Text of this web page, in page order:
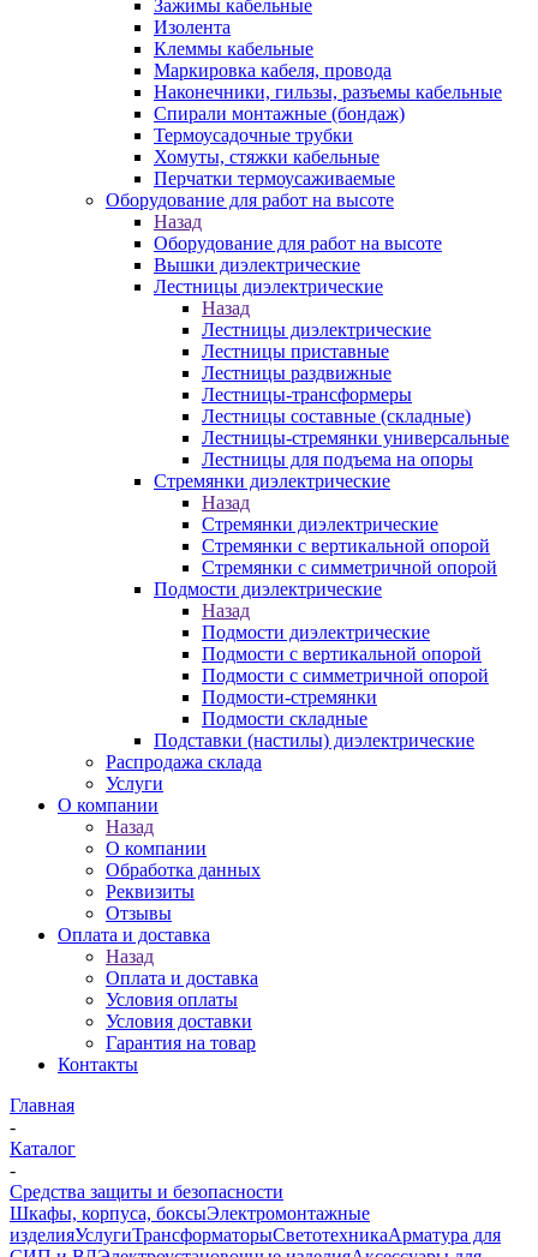
Зажимы кабельные
Изолента
Клеммы кабельные
Маркировка кабеля, провода
Наконечники, гильзы, разъемы кабельные
Спирали монтажные (бондаж)
Термоусадочные трубки
Хомуты, стяжки кабельные
Перчатки термоусаживаемые
Оборудование для работ на высоте
Назад
Оборудование для работ на высоте
Вышки диэлектрические
Лестницы диэлектрические
Назад
Лестницы диэлектрические
Лестницы приставные
Лестницы раздвижные
Лестницы-трансформеры
Лестницы составные (складные)
Лестницы-стремянки универсальные
Лестницы для подъема на опоры
Стремянки диэлектрические
Назад
Стремянки диэлектрические
Стремянки с вертикальной опорой
Стремянки с симметричной опорой
Подмости диэлектрические
Назад
Подмости диэлектрические
Подмости с вертикальной опорой
Подмости с симметричной опорой
Подмости-стремянки
Подмости складные
Подставки (настилы) диэлектрические
Распродажа склада
Услуги
О компании
Назад
О компании
Обработка данных
Реквизиты
Отзывы
Оплата и доставка
Назад
Оплата и доставка
Условия оплаты
Условия доставки
Гарантия на товар
Контакты
Главная
-
Каталог
-
Средства защиты и безопасности
Шкафы, корпуса, боксыЭлектромонтажные
изделияУслугиТрансформаторыСветотехникаАрматура для